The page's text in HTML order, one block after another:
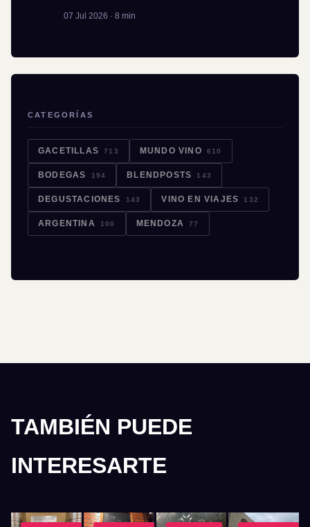
07 Jul 2026 · 8 min
CATEGORÍAS
GACETILLAS 713 MUNDO VINO 610
BODEGAS 194 BLENDPOSTS 143
DEGUSTACIONES 143 VINO EN VIAJES 132
ARGENTINA 100 MENDOZA 77
TAMBIÉN PUEDE
INTERESARTE